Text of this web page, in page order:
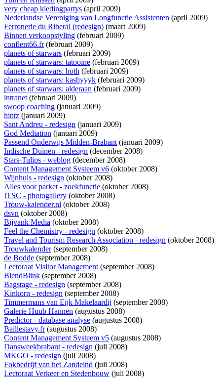
very cheap kledingpartys (april 2009)
Nederlandse Vereniging van Longfunctie Assistenten (april 2009)
Ferronerie du Riberal (redesign) (maart 2009)
Binnen verkoopstyling (februari 2009)
conflent66.fr(februari 2009)
planets of starwars (februari 2009)
planets of starwars: tatooine (februari 2009)
planets of starwars: hoth (februari 2009)
planets of starwars: kashyyyk (februari 2009)
planets of starwars: alderaan (februari 2009)
intranet(februari 2009)
swoop coaching (januari 2009)
hintz (januari 2009)
Sant Andreu - redesign (januari 2009)
God Mediation (januari 2009)
Passend Onderwijs Midden-Brabant(januari 2009)
Indische Duinen - redesign (december 2008)
Stars-Tulips - weblog (december 2008)
Content Management Systeem v6 (oktober 2008)
Wijnhuis - redesign (oktober 2008)
Alles voor parket - zoekfunctie (oktober 2008)
ITSC - photogallery (oktober 2008)
Trouw-kalender.nl (oktober 2008)
dsvn (oktober 2008)
Bijvank Media (oktober 2008)
Feel the Chemistry - redesign (oktober 2008)
Travel and Tourism Research Association - redesign (oktober 2008)
Trouwkalender(september 2008)
de Bodde (september 2008)
Lectoraat Visitor Management(september 2008)
BlendBlink (september 2008)
Bagstage - redesign (september 2008)
Kinkorn - redesign (september 2008)
Timmermans van Eijk Makelaardij (september 2008)
Galerie Huub Hannen (augustus 2008)
Predictor - database analyse (augustus 2008)
Baillestavy.fr(augustus 2008)
Content Management Systeem v5 (augustus 2008)
Dansweekbrabant - redesign (juli 2008)
MKGO - redesign (juli 2008)
Fokbedrijf van het Zandeind (juli 2008)
Lectoraat Verkeer en Stedenbouw (juli 2008)